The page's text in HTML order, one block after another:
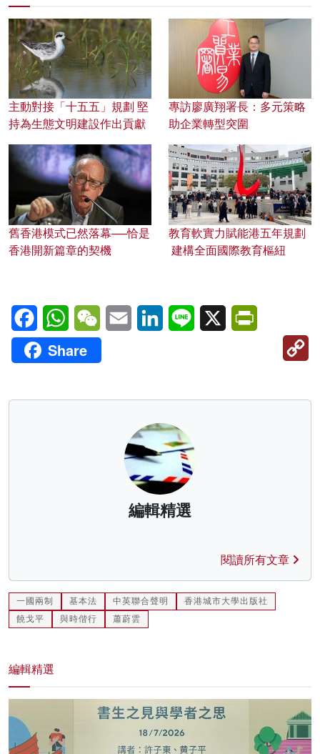
主動對接「十五五」規劃 堅
持為生態文明建設作出貢獻
專訪廖廣翔署長：多元策略
助企業轉型突圍
舊香港模式已然落幕──恰是
香港開新篇章的契機
教育軟實力賦能港五年規劃
建構全面國際教育樞紐
FacebookWhatsAppWeChatEmail LinkedInLine X
Share
編輯精選
閱讀所有文章
一國兩制 基本法 中英聯合聲明
香港城市大學出版社
饒戈平
與時偕行 蕭蔚雲
編輯精選